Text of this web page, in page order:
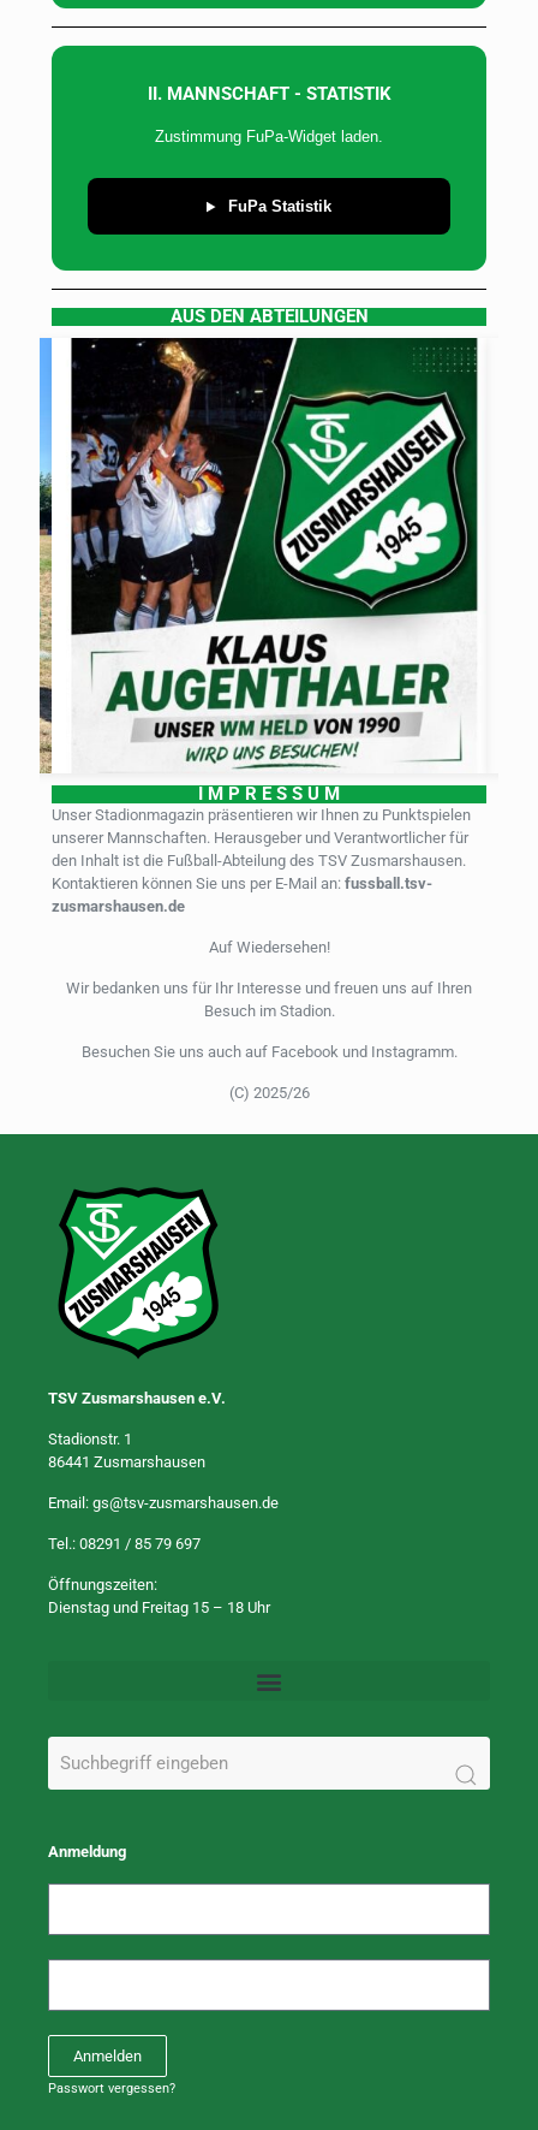
II. MANNSCHAFT - STATISTIK
Zustimmung FuPa-Widget laden.
FuPa Statistik
AUS DEN ABTEILUNGEN
23. Juli 2026
I M P R E S S U M
Unser Stadionmagazin präsentieren wir Ihnen zu Punktspielen
unserer Mannschaften. Herausgeber und Verantwortlicher für
den Inhalt ist die Fußball-Abteilung des TSV Zusmarshausen.
Kontaktieren können Sie uns per E-Mail an: fussball.tsv-
zusmarshausen.de
Auf Wiedersehen!
Wir bedanken uns für Ihr Interesse und freuen uns auf Ihren
Besuch im Stadion.
Besuchen Sie uns auch auf Facebook und Instagramm.
(C) 2025/26
TSV Zusmarshausen e.V.
Stadionstr. 1
86441 Zusmarshausen
Email: gs@tsv-zusmarshausen.de
Tel.: 08291 / 85 79 697
Öffnungszeiten:
Dienstag und Freitag 15 – 18 Uhr
Anmeldung
Anmelden
Passwort vergessen?